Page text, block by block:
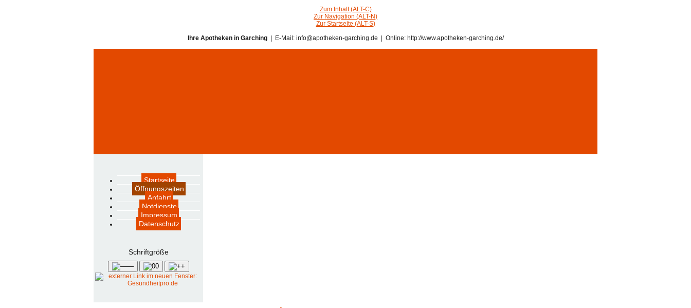
Zum Inhalt (ALT-C)
Zur Navigation (ALT-N)
Zur Startseite (ALT-S)
Ihre Apotheken in Garching| E-Mail: info@apotheken-garching.de | Online: http://www.apotheken-garching.de/
Startseite
Öffnungszeiten
Anfahrt
Notdienste
Impressum
Datenschutz
Schrift­größe
— 0 +